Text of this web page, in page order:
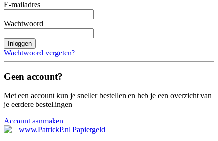
E-mailadres
Wachtwoord
Inloggen
Wachtwoord vergeten?
Geen account?
Met een account kun je sneller bestellen en heb je een overzicht van
je eerdere bestellingen.
Account aanmaken